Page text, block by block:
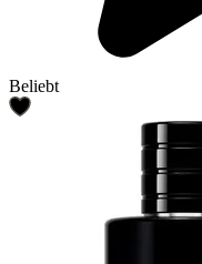
Beliebt